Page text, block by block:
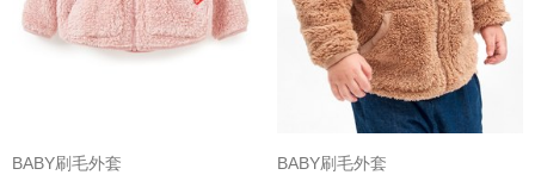
BABY刷毛外套 BABY刷毛外套